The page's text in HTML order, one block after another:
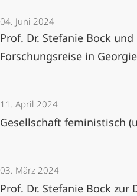
04. Juni 2024
Prof. Dr. Stefanie Bock
Forschungsreise in
11. April 2024
Gesellschaft feministisch
03. März 2024
Prof. Dr. Stefanie Bock